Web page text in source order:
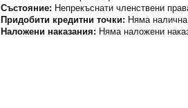
Състояние: Непрекъснати членствени
Придобити кредитни точки: Няма
Наложени наказания: Няма наложени